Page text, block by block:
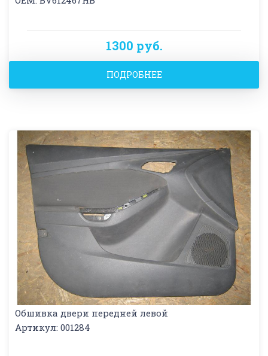
1300 руб.
ПОДРОБНЕЕ
Обшивка двери передней левой
Артикул: 001284